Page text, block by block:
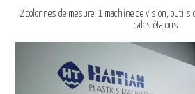
2 colonnes de mesure, 1 machine de vision, outils
cales étalons